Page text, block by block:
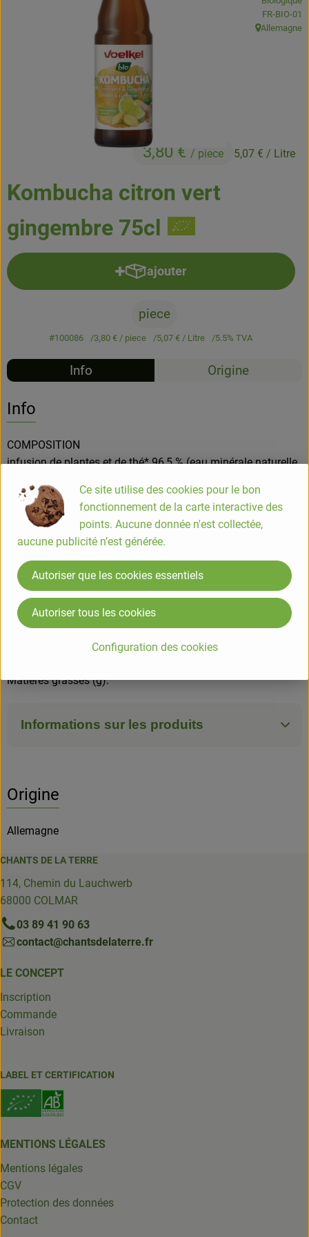
Accessoires et divers
Cosmétique et hygiène
Kombucha citron vert
gingembre 75cl
3,80 € / piece 5,07 € / Litre
, Autorité
FR-BIO-01
, Origine:
Allemagne
ajouter
Ajouter le produit au panier
piece
#100086 3,80 €/ piece 5,07 €/ Litre 5.5% TVA
Info Origine
Info
COMPOSITION
infusion de plantes et de thé* 96,5 % (eau minérale naturelle,
fleurs de tilleul*, verveine citronnée*, fleurs de bleuet*,
mélisse*, menthe marocaine*, ortie*, fleurs de sureau*, fleurs
de framboisier*, fleurs de souci*, fleurs de mûrier*, racines de
réglisse*, culture de kombucha), jus de citron vert* 2 %, jus
de gingembre* 1,5 % (gingembre*, jus de citron à base de
concentré*), gaz carbonique de source. *issu de l’agriculture
biologique
Valeurs nutritionnelles pour 100g
Matières grasses (g):
Informations sur les produits
Origine
Allemagne
CHANTS DE LA TERRE
114, Chemin du Lauchwerb
68000 COLMAR
03 89 41 90 63
contact@chantsdelaterre.fr
LE CONCEPT
Inscription
Commande
Livraison
LABEL ET CERTIFICATION
MENTIONS LÉGALES
Mentions légales
CGV
Protection des données
Contact
Ce site utilise des cookies pour le bon
fonctionnement de la carte interactive des
points. Aucune donnée n'est collectée,
aucune publicité n’est générée.
Configuration des cookies
Autoriser que les cookies essentiels
Autoriser tous les cookies